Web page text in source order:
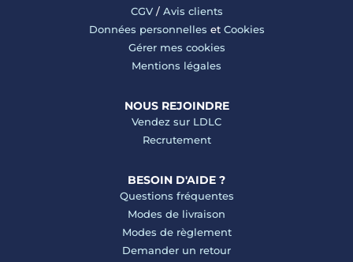
CGV/ Avis clients
Données personnelles et Cookies
Gérer mes cookies
Mentions légales
NOUS REJOINDRE
Vendez sur LDLC
Recrutement
BESOIN D'AIDE ?
Questions fréquentes
Modes de livraison
Modes de règlement
Demander un retour